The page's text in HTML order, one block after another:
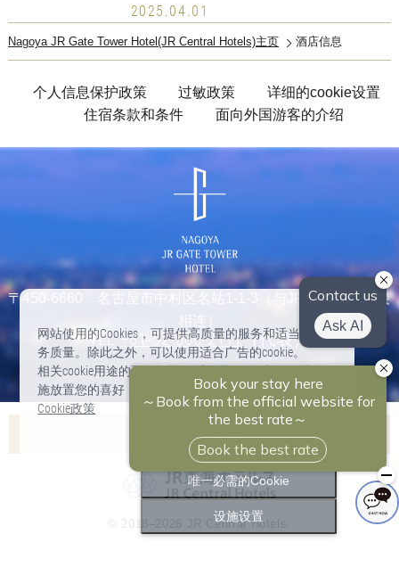
2025.04.01
Nagoya JR Gate Tower Hotel(JR Central Hotels)主页 酒店信息
个人信息保护政策 过敏政策
详细的cookie设置
住宿条款和条件
面向外国游客的介绍
〒450-6660 名古屋市中村区名站1-1-3（与JR名古屋站直接
相连）
TEL:+81-52-566-2111（代表）
Associa酒店列表
Nagoya Marriott Associa Hotel
Hilton Takayama Resort
© 2018–2026 JR Central Hotels.
网站使用的Cookies，可提供高质量的服务和适当的服
务质量。除此之外，可以使用适合广告的cookie。
相关cookie用途的更多信息，以及按cookie类型个性化设
施放置您的喜好，请点感受“设施放置”。
Cookie政策
全部接受
唯一必需的Cookie
设施设置